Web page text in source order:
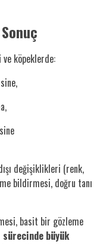
köpeklerde:
değişiklikleri (renk,
bildirmesi, doğru tanı
basit bir gözleme
büyük